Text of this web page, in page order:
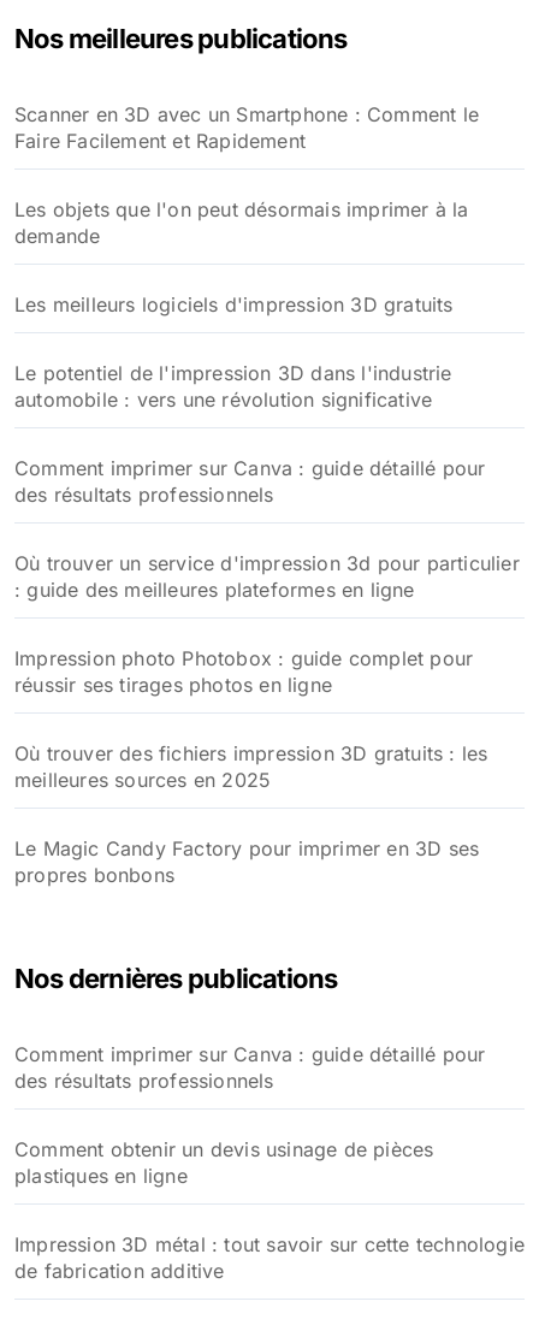
Nos meilleures publications
Scanner en 3D avec un Smartphone : Comment le
Faire Facilement et Rapidement
Les objets que l'on peut désormais imprimer à la
demande
Les meilleurs logiciels d'impression 3D gratuits
Le potentiel de l'impression 3D dans l'industrie
automobile : vers une révolution significative
Comment imprimer sur Canva : guide détaillé pour
des résultats professionnels
Où trouver un service d'impression 3d pour particulier
: guide des meilleures plateformes en ligne
Impression photo Photobox : guide complet pour
réussir ses tirages photos en ligne
Où trouver des fichiers impression 3D gratuits : les
meilleures sources en 2025
Le Magic Candy Factory pour imprimer en 3D ses
propres bonbons
Nos dernières publications
Comment imprimer sur Canva : guide détaillé pour
des résultats professionnels
Comment obtenir un devis usinage de pièces
plastiques en ligne
Impression 3D métal : tout savoir sur cette technologie
de fabrication additive